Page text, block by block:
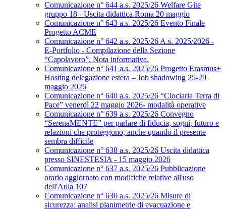
Comunicazione n° 644 a.s. 2025/26 Welfare Gite
gruppo 18 - Uscita didattica Roma 20 maggio
Comunicazione n° 643 a.s. 2025/26 Evento Finale
Progetto ACME
Comunicazione n° 642 a.s. 2025/26 A.s. 2025/2026 -
E-Portfolio - Compilazione della Sezione
“Capolavoro”. Nota informativa.
Comunicazione n° 641 a.s. 2025/26 Progetto Erasmus+
Hosting delegazione estera – Job shadowing 25-29
maggio 2026
Comunicazione n° 640 a.s. 2025/26 “Ciociaria Terra di
Pace” venerdì 22 maggio 2026- modalità operative
Comunicazione n° 639 a.s. 2025/26 Convegno
“SerenaMENTE” per parlare di fiducia, sogni, futuro e
relazioni che proteggono, anche quando il presente
sembra difficile
Comunicazione n° 638 a.s. 2025/26 Uscita didattica
presso SINESTESIA - 15 maggio 2026
Comunicazione n° 637 a.s. 2025/26 Pubblicazione
orario aggiornato con modifiche relative all'uso
dell'Aula 107
Comunicazione n° 636 a.s. 2025/26 Misure di
sicurezza: analisi planimetrie di evacuazione e